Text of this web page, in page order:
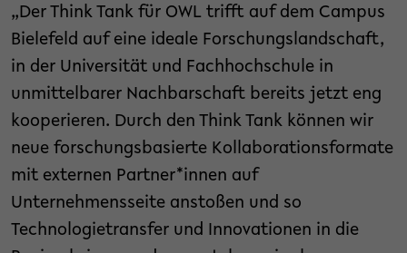
„Der Think Tank für OWL trifft auf dem Campus
Bielefeld auf eine ideale Forschungslandschaft,
in der Universität und Fachhochschule in
unmittelbarer Nachbarschaft bereits jetzt eng
kooperieren. Durch den Think Tank können wir
neue forschungsbasierte Kollaborationsformate
mit externen Partner*innen auf
Unternehmensseite anstoßen und so
Technologietransfer und Innovationen in die